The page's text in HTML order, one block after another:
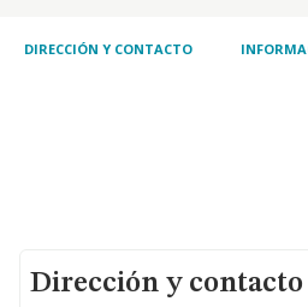
DIRECCIÓN Y CONTACTO
Dirección y contacto